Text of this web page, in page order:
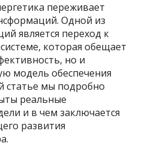
переживает
Одной из
является переход к
которая обещает
но и
модель обеспечения
статье мы подробно
реальные
и в чем заключается
развития